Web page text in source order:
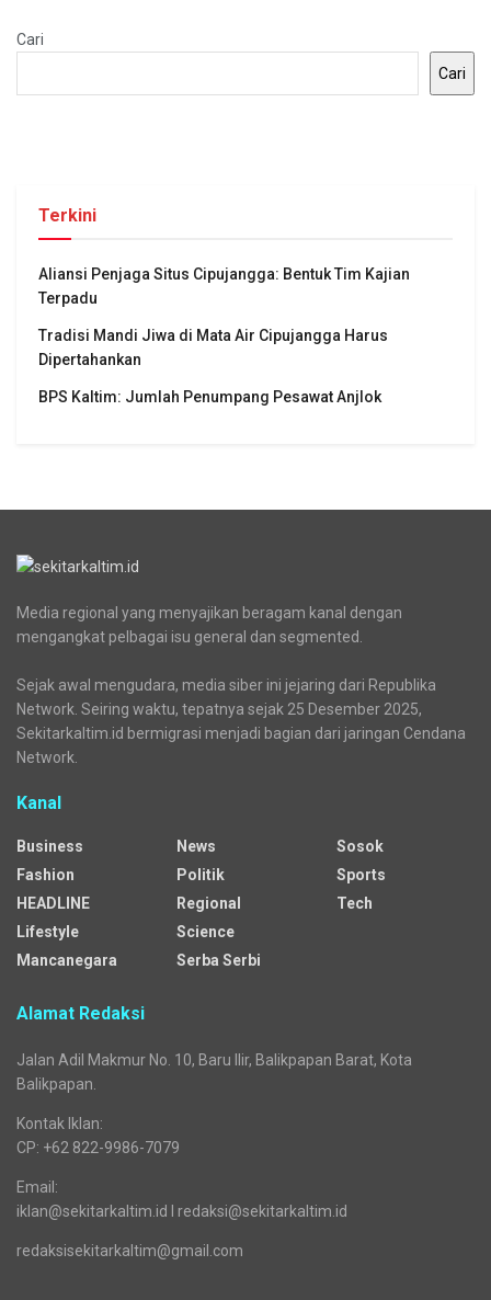
Cari
Cari
Terkini
Aliansi Penjaga Situs Cipujangga: Bentuk Tim Kajian
Terpadu
Tradisi Mandi Jiwa di Mata Air Cipujangga Harus
Dipertahankan
BPS Kaltim: Jumlah Penumpang Pesawat Anjlok
Media regional yang menyajikan beragam kanal dengan
mengangkat pelbagai isu general dan segmented.
Sejak awal mengudara, media siber ini jejaring dari Republika
Network. Seiring waktu, tepatnya sejak 25 Desember 2025,
Sekitarkaltim.id bermigrasi menjadi bagian dari jaringan Cendana
Network.
Kanal
Business
Fashion
HEADLINE
Lifestyle
Mancanegara
News
Politik
Regional
Science
Serba Serbi
Sosok
Sports
Tech
Alamat Redaksi
Jalan Adil Makmur No. 10, Baru Ilir, Balikpapan Barat, Kota
Balikpapan.
Kontak Iklan:
CP: +62 822-9986-7079
Email:
iklan@sekitarkaltim.id I redaksi@sekitarkaltim.id
redaksisekitarkaltim@gmail.com